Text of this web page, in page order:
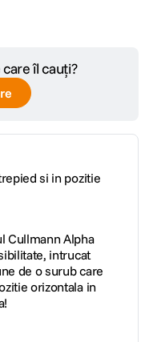
îl cauți?
si in pozitie
Cullmann Alpha
intrucat
de o surub care
orizontala in